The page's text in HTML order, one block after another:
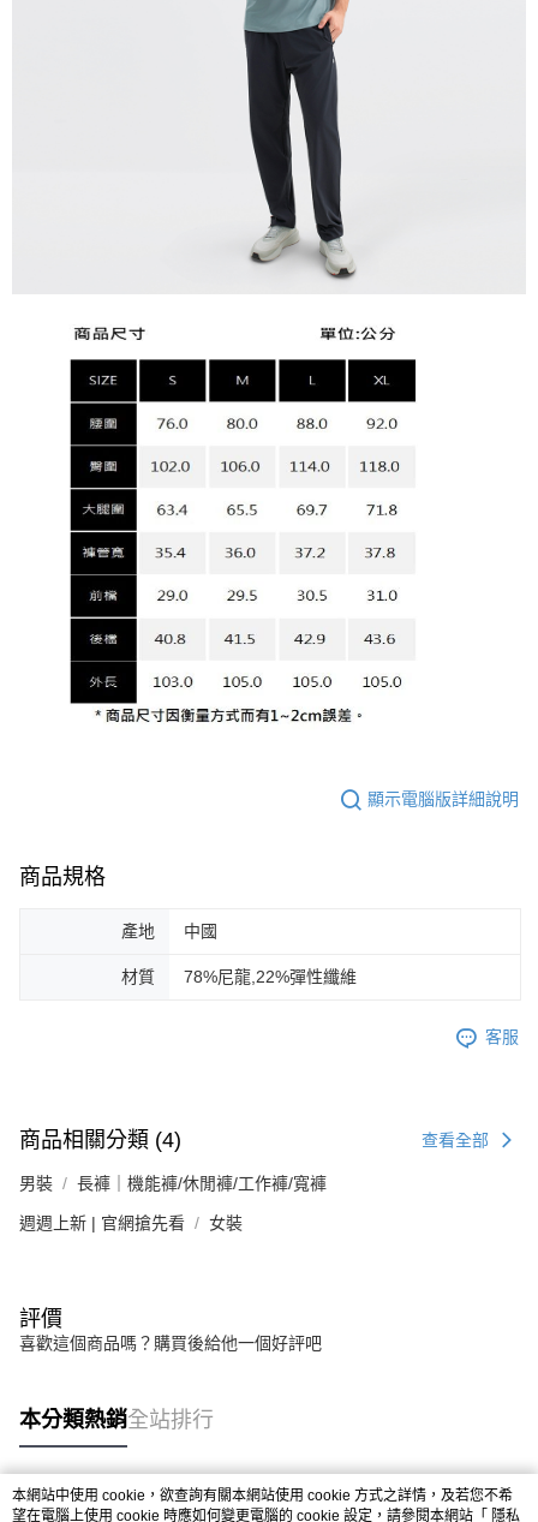
顯示電腦版詳細說明
商品規格
產地 中國
材質 78%尼龍,22%彈性纖維
客服
商品相關分類 (4) 查看全部
男裝 長褲｜機能褲/休閒褲/工作褲/寬褲
週週上新 | 官網搶先看 女裝
評價
喜歡這個商品嗎？購買後給他一個好評吧
本分類熱銷全站排行
熱門標籤
本網站中使用 cookie，欲查詢有關本網站使用 cookie 方式之詳情，及若您不希
望在電腦上使用 cookie 時應如何變更電腦的 cookie 設定，請參閱本網站「 隱私